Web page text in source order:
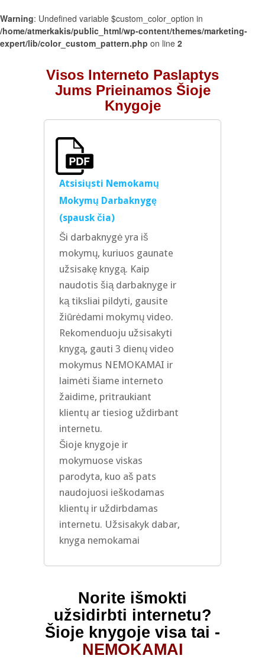
Warning: Undefined variable $custom_color_option in
/home/atmerkakis/public_html/wp-content/themes/marketing-
expert/lib/color_custom_pattern.php on line 2
Visos Interneto Paslaptys
Jums Prieinamos Šioje
Knygoje
Atsisiųsti Nemokamų
Mokymų Darbaknygę
(spausk čia)
Ši darbaknygė yra iš
mokymų, kuriuos gaunate
užsisakę knygą. Kaip
naudotis šią darbaknyge ir
ką tiksliai pildyti, gausite
žiūrėdami mokymų video.
Rekomenduoju užsisakyti
knygą, gauti 3 dienų video
mokymus NEMOKAMAI ir
laimėti šiame interneto
žaidime, pritraukiant
klientų ar tiesiog uždirbant
internetu.
Šioje knygoje ir
mokymuose viskas
parodyta, kuo aš pats
naudojuosi ieškodamas
klientų ir uždirbdamas
internetu. Užsisakyk dabar,
knyga nemokamai
Norite išmokti
užsidirbti internetu?
Šioje knygoje visa tai -
NEMOKAMAI